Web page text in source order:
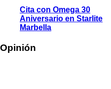
Cita con Omega 30
Aniversario en Starlite
Marbella
Opinión